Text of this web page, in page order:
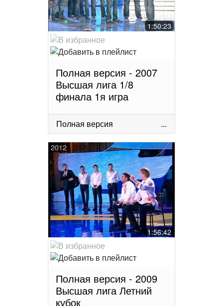
1:50:23
Полная версия - 2007
Высшая лига 1/8
финала 1я игра
Полная версия ...
2012
1:56:42
Полная версия - 2009
Высшая лига Летний
кубок